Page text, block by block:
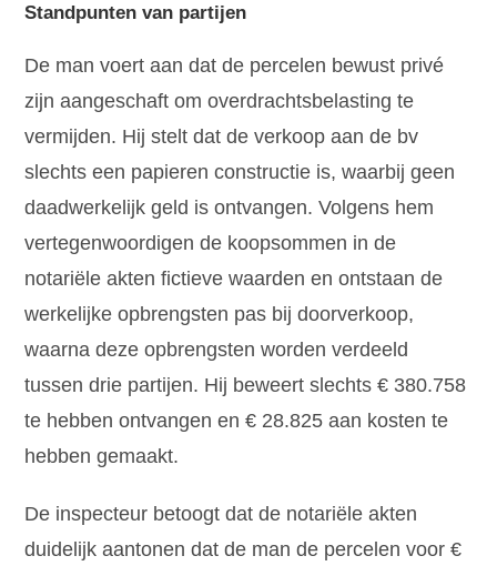
Standpunten van partijen
De man voert aan dat de percelen bewust privé
zijn aangeschaft om overdrachtsbelasting te
vermijden. Hij stelt dat de verkoop aan de bv
slechts een papieren constructie is, waarbij geen
daadwerkelijk geld is ontvangen. Volgens hem
vertegenwoordigen de koopsommen in de
notariële akten fictieve waarden en ontstaan de
werkelijke opbrengsten pas bij doorverkoop,
waarna deze opbrengsten worden verdeeld
tussen drie partijen. Hij beweert slechts € 380.758
te hebben ontvangen en € 28.825 aan kosten te
hebben gemaakt.
De inspecteur betoogt dat de notariële akten
duidelijk aantonen dat de man de percelen voor €